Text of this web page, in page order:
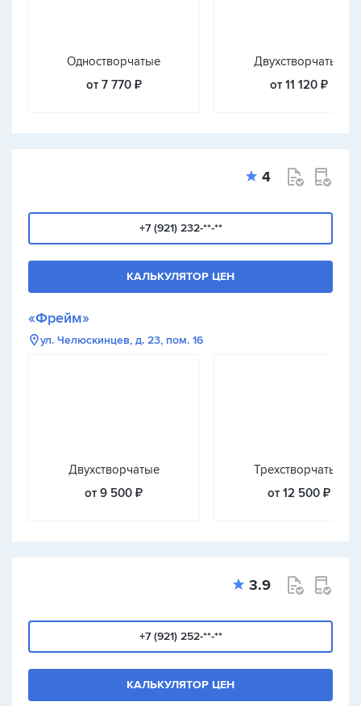
Одностворчатые
от 7 770 ₽
Двухстворчатые
от 11 120 ₽
4
+7 (921) 232-**-**
КАЛЬКУЛЯТОР ЦЕН
«Фрейм»
ул. Челюскинцев, д. 23, пом. 16
Двухстворчатые
от 9 500 ₽
Трехстворчатые
от 12 500 ₽
3.9
+7 (921) 252-**-**
КАЛЬКУЛЯТОР ЦЕН